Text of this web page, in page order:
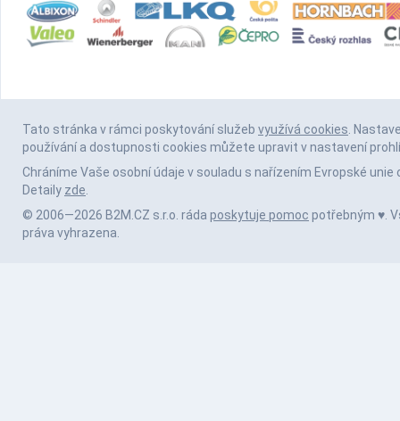
Tato stránka v rámci poskytování služeb využívá cookies.
používání a dostupnosti cookies můžete upravit v nastavení
Chráníme Vaše osobní údaje v souladu s nařízením Evropské unie
Detaily zde.
© 2006—2026 B2M.CZ s.r.o. ráda poskytuje pomoc potřebným ♥️.
práva vyhrazena.